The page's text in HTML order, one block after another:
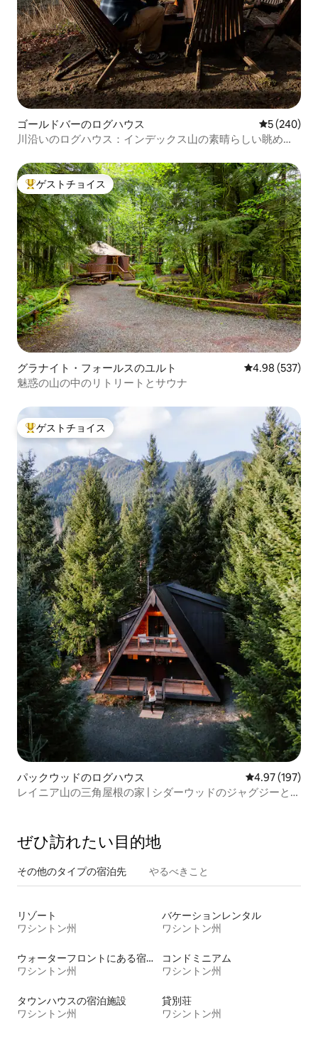
ゴールドバーのログハウス レビュー
5 (240)
川沿いのログハウス：インデックス山の素晴らしい眺めと
大好評のゲストチョイスです。
ゲストチョイス
グラナイト・フォールスのユルト レビュー537
4.98 (537)
魅惑の山の中のリトリートとサウナ
大好評のゲストチョイスです。
ゲストチョイス
パックウッドのログハウス レビュー197
4.97 (197)
レイニア山の三角屋根の家 | シダーウッドのジャグジーとサ
ぜひ訪⁠れ⁠た⁠い目⁠的⁠地
その他のタ⁠イ⁠プ⁠の宿⁠泊⁠先 やるべきこと
リゾート
ワシントン州
バケーションレンタル
ワシントン州
ウォーターフロントにある宿泊施設
ワシントン州
コンドミニアム
ワシントン州
タウンハウスの宿泊施設
ワシントン州
貸別荘
ワシントン州